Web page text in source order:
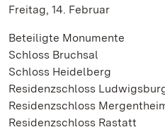
Freitag, 14. Februar
Beteiligte Monumente
Schloss Bruchsal
Schloss Heidelberg
Residenzschloss
Residenzschloss
Residenzschloss Rastatt